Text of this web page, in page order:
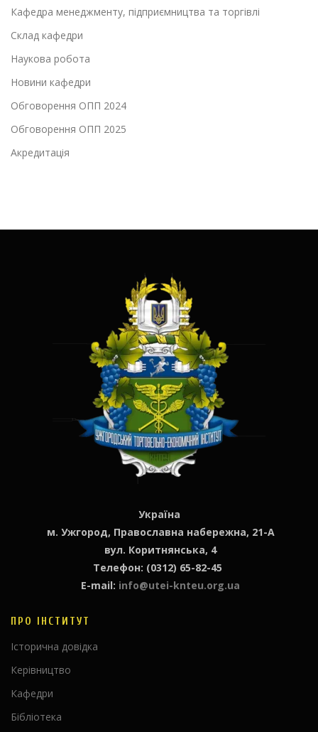
Кафедра менеджменту, підприємництва та торгівлі
Склад кафедри
Наукова робота
Новини кафедри
Обговорення ОПП 2024
Обговорення ОПП 2025
Акредитація
Україна
м. Ужгород, Православна набережна, 21-А
вул. Коритнянська, 4
Телефон: (0312) 65-82-45
E-mail: info@utei-knteu.org.ua
ПРО ІНСТИТУТ
Історична довідка
Керівництво
Кафедри
Бібліотека